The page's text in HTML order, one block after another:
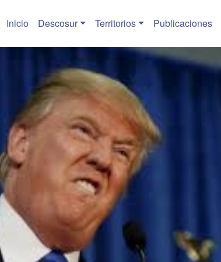
Inicio Descosur Territorios Publicaciones